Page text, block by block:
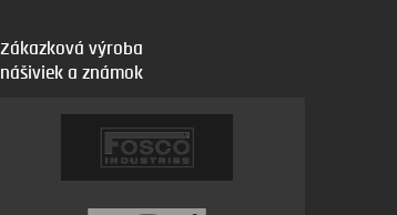
Zákazková výroba
nášiviek a známok